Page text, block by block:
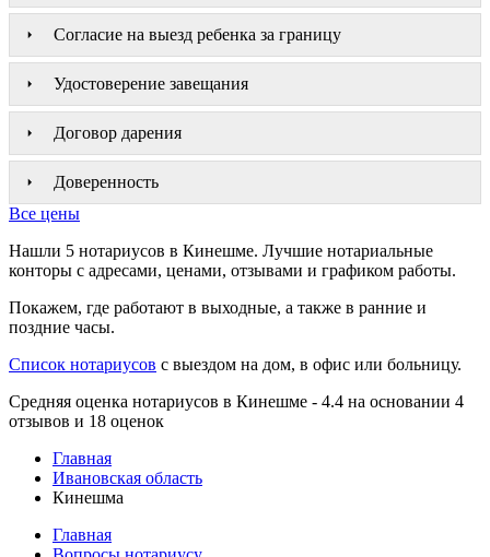
Согласие на выезд ребенка за границу
Удостоверение завещания
Договор дарения
Доверенность
Все цены
Нашли 5 нотариусов в Кинешме. Лучшие нотариальные
конторы с адресами, ценами, отзывами и графиком работы.
Покажем, где работают в выходные, а также в ранние и
поздние часы.
Список нотариусов с выездом на дом, в офис или больницу.
Средняя оценка нотариусов в Кинешме - 4.4 на основании 4
отзывов и 18 оценок
Главная
Ивановская область
Кинешма
Главная